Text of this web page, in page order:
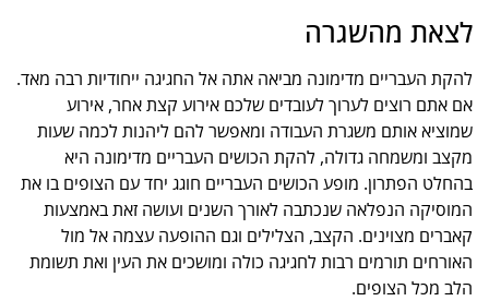
לצאת מהשגרה
להקת העבריים מדימונה מביאה אתה אל החגיגה ייחודיות רבה מאד.
אם אתם רוצים לערוך לעובדים שלכם אירוע קצת אחר, אירוע
שמוציא אותם משגרת העבודה ומאפשר להם ליהנות לכמה שעות
מקצב ומשמחה גדולה, להקת הכושים העבריים מדימונה היא
בהחלט הפתרון. מופע הכושים העבריים חוגג יחד עם הצופים בו את
המוסיקה הנפלאה שנכתבה לאורך השנים ועושה זאת באמצעות
קאברים מצוינים. הקצב, הצלילים וגם ההופעה עצמה אל מול
האורחים תורמים רבות לחגיגה כולה ומושכים את העין ואת תשומת
הלב מכל הצופים.